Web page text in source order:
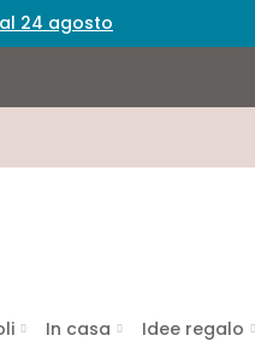
24 agosto
In casa Idee regalo